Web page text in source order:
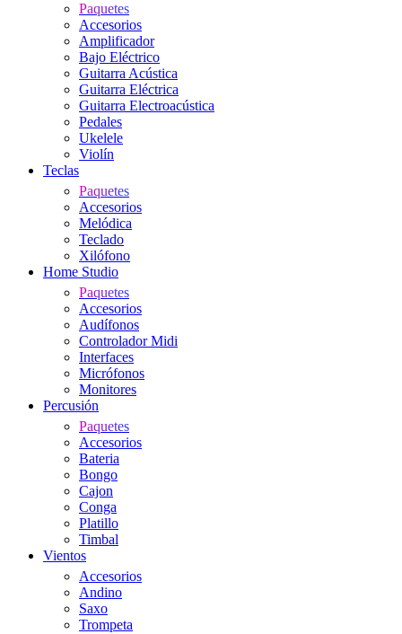
Paquetes
Accesorios
Amplificador
Bajo Eléctrico
Guitarra Acústica
Guitarra Eléctrica
Guitarra Electroacústica
Pedales
Ukelele
Violín
Teclas
Paquetes
Accesorios
Melódica
Teclado
Xilófono
Home Studio
Paquetes
Accesorios
Audífonos
Controlador Midi
Interfaces
Micrófonos
Monitores
Percusión
Paquetes
Accesorios
Bateria
Bongo
Cajon
Conga
Platillo
Timbal
Vientos
Accesorios
Andino
Saxo
Trompeta